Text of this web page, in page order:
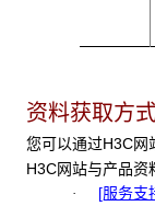
资料获取方
您可以通过H3C网
H3C网站与产品资
· [服务支